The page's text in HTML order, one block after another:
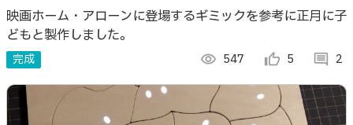
映画ホーム・アローンに登場するギミックを参考に正月に子
どもと製作しました。
完成 visibility 547 thumb_up_alt 5 comment 2